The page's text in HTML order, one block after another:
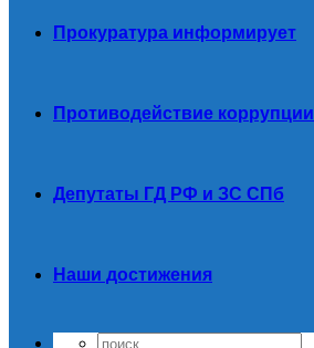
Прокуратура информирует
Противодействие коррупции
Депутаты ГД РФ и ЗС СПб
Наши достижения